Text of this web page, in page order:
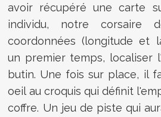
avoir récupéré une carte
individu, notre corsaire
coordonnées (longitude et
un premier temps, localiser
butin. Une fois sur place, il
oeil au croquis qui définit
coffre. Un jeu de piste qui